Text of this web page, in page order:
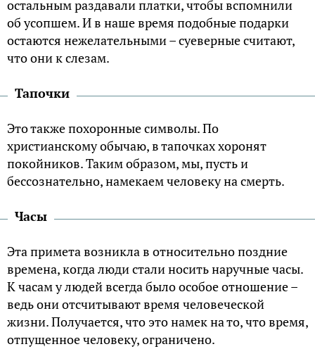
остальным раздавали платки, чтобы вспомнили
об усопшем. И в наше время подобные подарки
остаются нежелательными – суеверные считают,
что они к слезам.
Тапочки
Это также похоронные символы. По
христианскому обычаю, в тапочках хоронят
покойников. Таким образом, мы, пусть и
бессознательно, намекаем человеку на смерть.
Часы
Эта примета возникла в относительно поздние
времена, когда люди стали носить наручные часы.
К часам у людей всегда было особое отношение –
ведь они отсчитывают время человеческой
жизни. Получается, что это намек на то, что время,
отпущенное человеку, ограничено.